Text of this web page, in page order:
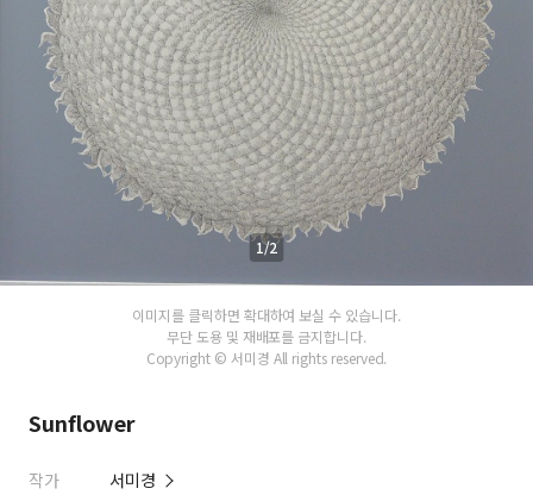
1/2
이미지를 클릭하면 확대하여 보실 수 있습니다.
무단 도용 및 재배포를 금지합니다.
Copyright © 서미경 All rights reserved.
Sunflower
작가
서미경